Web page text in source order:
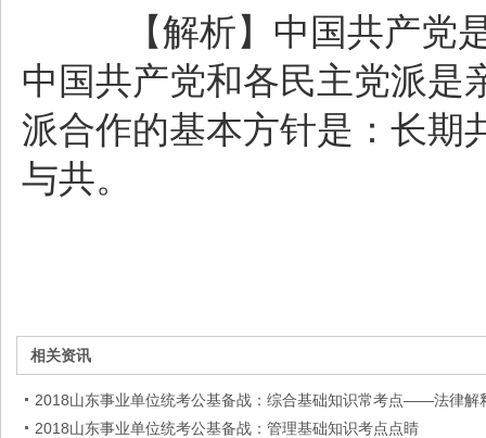
【解析】中国共产党是
中国共产党和各民主党派是
派合作的基本方针是：长期
与共。
相关资讯
2018山东事业单位统考公基备战：综合基础知识常考点——法律解
2018山东事业单位统考公基备战：管理基础知识考点点睛